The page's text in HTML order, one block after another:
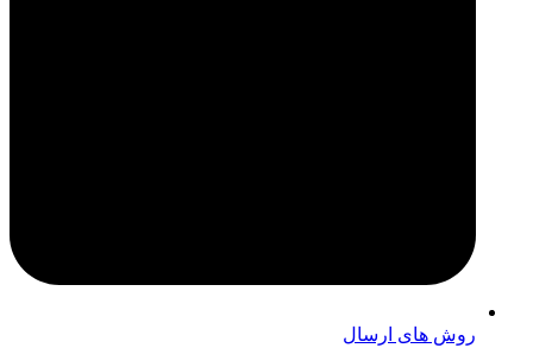
روش های ارسال